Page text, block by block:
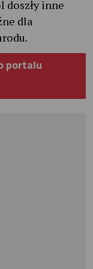
doszły inne
dla
portalu